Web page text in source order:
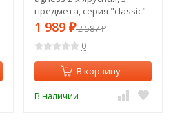
предмета, серия "classic"
диаметр=18см, 2,5л Agness
(933-500)
1 989 ₽2 587₽
0
В корзину
В наличии